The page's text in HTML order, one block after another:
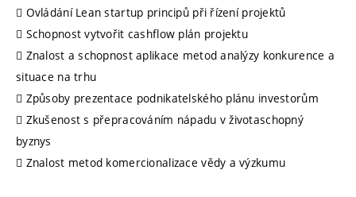
 Ovládání Lean startup principů při řízení projektů
 Schopnost vytvořit cashflow plán projektu
 Znalost a schopnost aplikace metod analýzy konkurence a
situace na trhu
 Způsoby prezentace podnikatelského plánu investorům
 Zkušenost s přepracováním nápadu v životaschopný
byznys
 Znalost metod komercionalizace vědy a výzkumu